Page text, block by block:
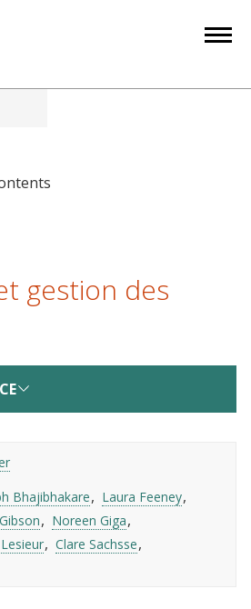
gestion des
Bhajibhakare
Laura Feeney
Noreen Giga
Clare Sachsse